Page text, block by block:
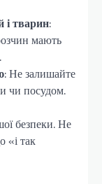
і тварин:
мають
: Не залишайте
чи посудом.
безпеки. Не
«і так